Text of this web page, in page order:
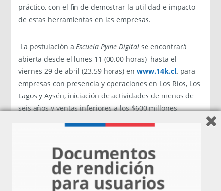
práctico, con el fin de demostrar la utilidad e impacto
de estas herramientas en las empresas.
La postulación a Escuela Pyme Digital se encontrará
abierta desde el lunes 11 (00.00 horas) hasta el
viernes 29 de abril (23.59 horas) enwww.14k.cl, para
empresas con presencia y operaciones en Los Ríos, Los
Lagos y Aysén, iniciación de actividades de menos de
seis años y ventas inferiores a los $600 millones
por región) que se darán a conocer en el mes de mayo.
“Como Centro de Innovación y Emprendimiento